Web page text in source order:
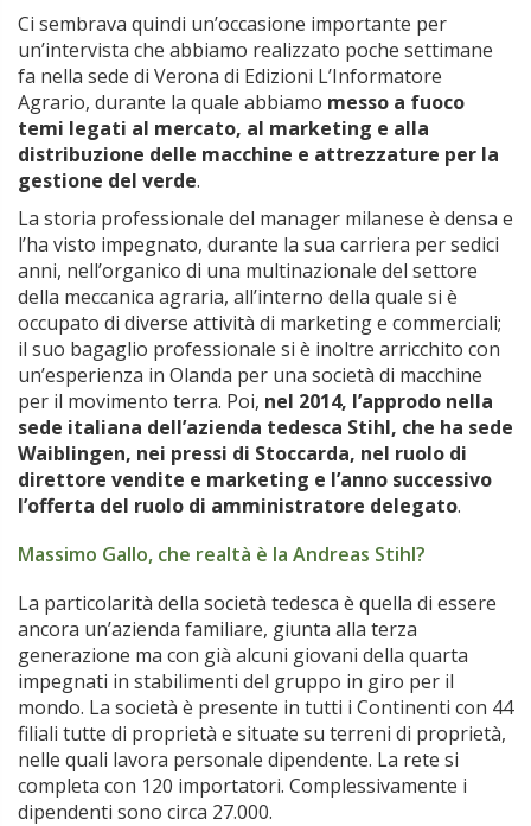
Ci sembrava quindi un’occasione importante per
un’intervista che abbiamo realizzato poche settimane
fa nella sede di Verona di Edizioni L’Informatore
Agrario, durante la quale abbiamo messo a fuoco
temi legati al mercato, al marketing e alla
distribuzione delle macchine e attrezzature per la
gestione del verde.
La storia professionale del manager milanese è densa e
l’ha visto impegnato, durante la sua carriera per sedici
anni, nell’organico di una multinazionale del settore
della meccanica agraria, all’interno della quale si è
occupato di diverse attività di marketing e commerciali;
il suo bagaglio professionale si è inoltre arricchito con
un’esperienza in Olanda per una società di macchine
per il movimento terra. Poi, nel 2014, l’approdo nella
sede italiana dell’azienda tedesca Stihl, che ha sede
Waiblingen, nei pressi di Stoccarda, nel ruolo di
direttore vendite e marketing e l’anno successivo
l’offerta del ruolo di amministratore delegato.
Massimo Gallo, che realtà è la Andreas Stihl?
La particolarità della società tedesca è quella di essere
ancora un’azienda familiare, giunta alla terza
generazione ma con già alcuni giovani della quarta
impegnati in stabilimenti del gruppo in giro per il
mondo. La società è presente in tutti i Continenti con 44
filiali tutte di proprietà e situate su terreni di proprietà,
nelle quali lavora personale dipendente. La rete si
completa con 120 importatori. Complessivamente i
dipendenti sono circa 27.000.